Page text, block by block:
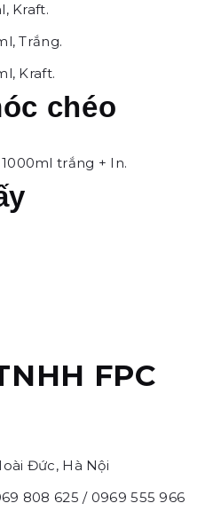
Kraft.
Trắng.
Kraft.
chéo
trắng + In.
FPC
Đức, Hà Nội
808 625 / 0969 555 966